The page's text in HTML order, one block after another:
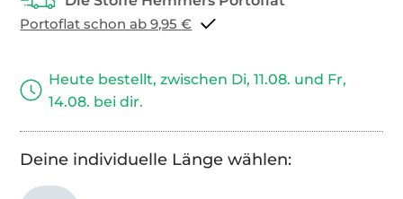
Portoflat schon ab 9,95 €
Heute bestellt, zwischen Di, 11.08. und Fr,
14.08. bei dir.
Deine individuelle Länge wählen: